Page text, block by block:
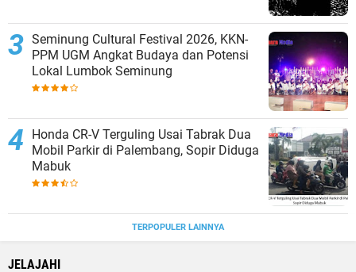
Seminung Cultural Festival 2026, KKN-
PPM UGM Angkat Budaya dan Potensi
Lokal Lumbok Seminung
Honda CR-V Terguling Usai Tabrak Dua
Mobil Parkir di Palembang, Sopir Diduga
Mabuk
TERPOPULER LAINNYA
JELAJAHI